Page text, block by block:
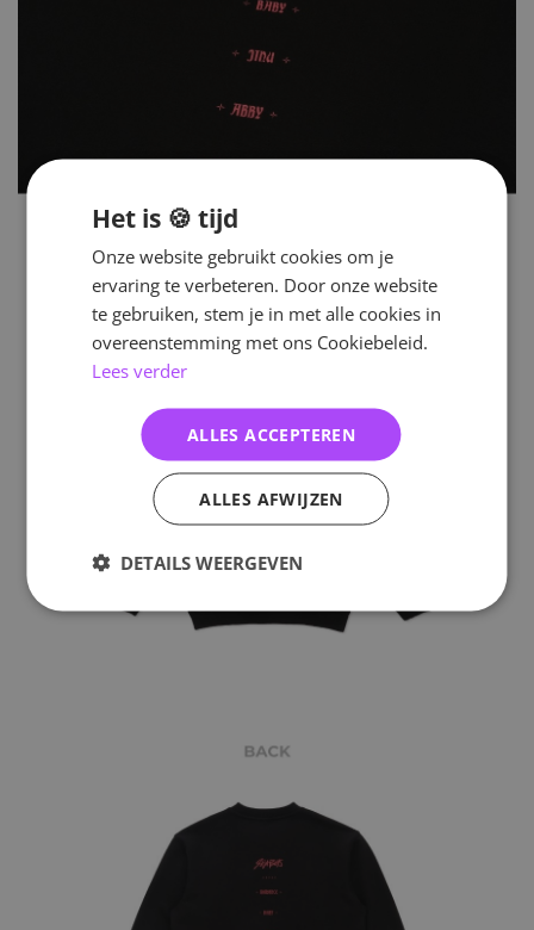
Het is 🍪 tijd
Onze website gebruikt cookies om je
ervaring te verbeteren. Door onze website
te gebruiken, stem je in met alle cookies in
overeenstemming met ons Cookiebeleid.
Lees verder
ALLES ACCEPTEREN
ALLES AFWIJZEN
DETAILS WEERGEVEN